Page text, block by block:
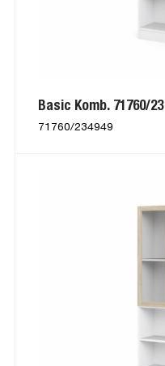
Basic Komb. 71760/23
71760/234949